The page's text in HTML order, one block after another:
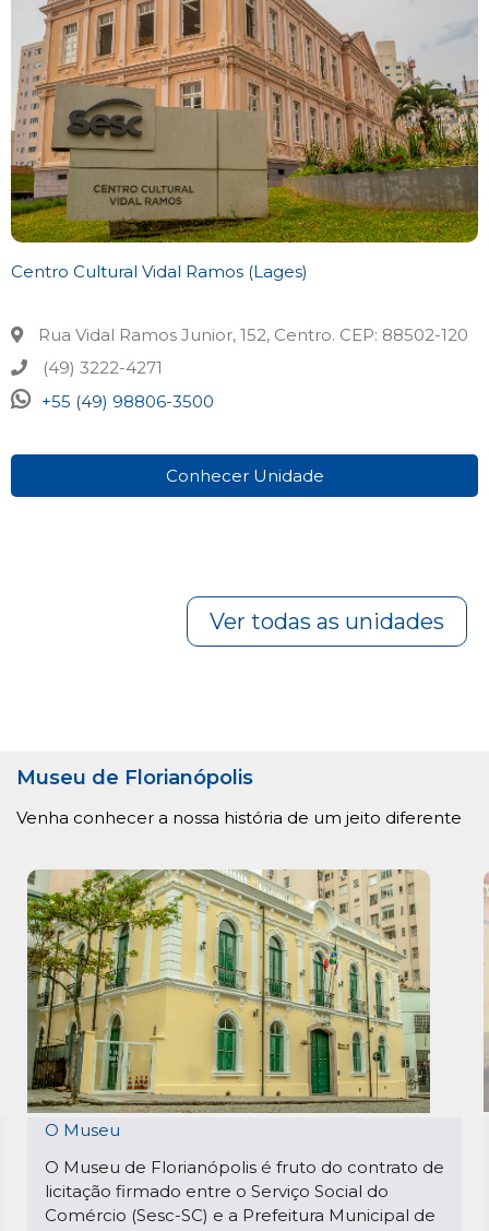
Centro Cultural Vidal Ramos (Lages)
Rua Vidal Ramos Junior, 152, Centro. CEP: 88502-120
(49) 3222-4271
+55 (49) 98806-3500
Conhecer Unidade
Ver todas as unidades
Museu de Florianópolis
Venha conhecer a nossa história de um jeito diferente
O Museu
O Museu de Florianópolis é fruto do contrato de
licitação firmado entre o Serviço Social do
Comércio (Sesc-SC) e a Prefeitura Municipal de